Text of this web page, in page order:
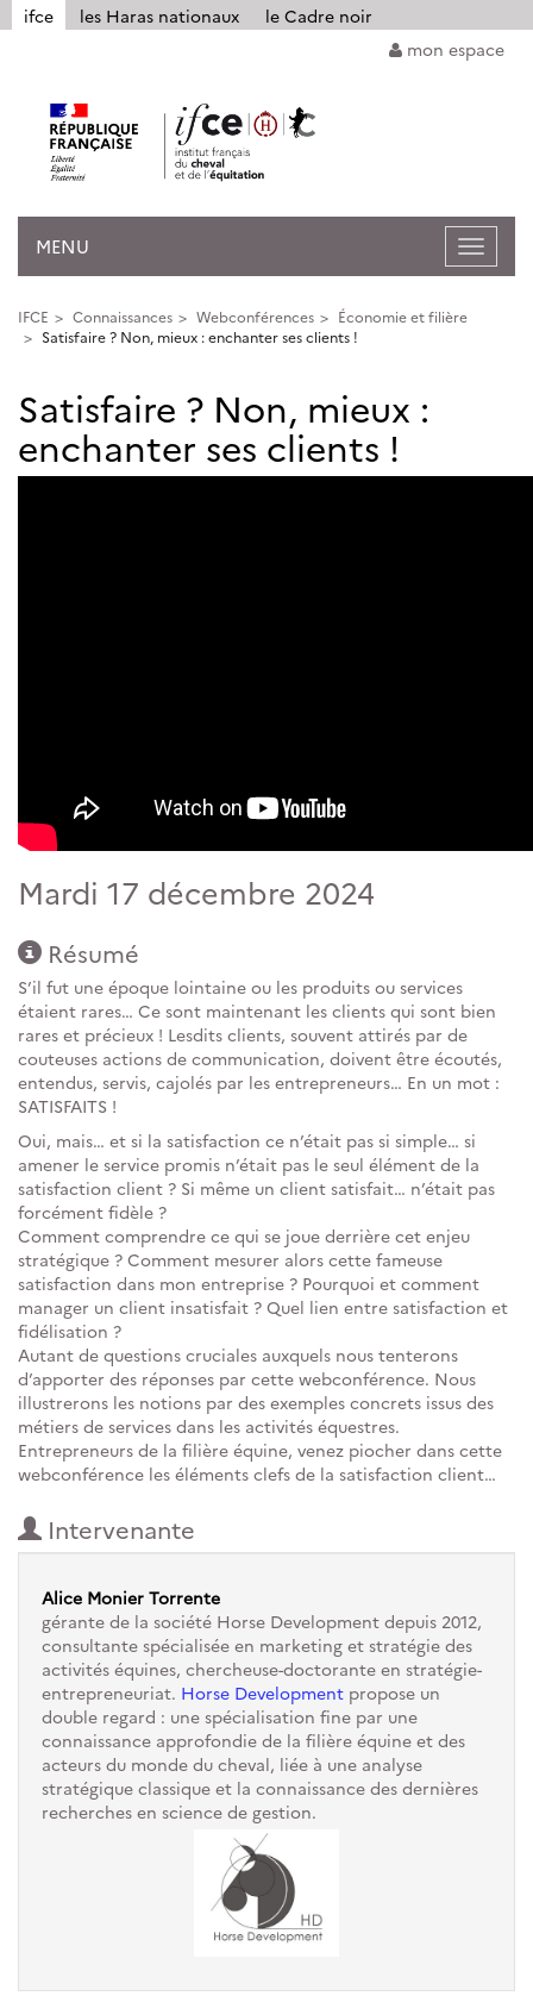
ifce les Haras nationaux
le Cadre noir
mon espace
Ouvrir
la
MENU
IFCE Connaissances Webconférences
Économie et filière
Satisfaire ? Non, mieux : enchanter ses clients !
Satisfaire ? Non, mieux :
enchanter ses clients !
Mardi 17 décembre 2024
Résumé
S’il fut une époque lointaine ou les produits ou services
étaient rares… Ce sont maintenant les clients qui sont bien
rares et précieux ! Lesdits clients, souvent attirés par de
couteuses actions de communication, doivent être écoutés,
entendus, servis, cajolés par les entrepreneurs… En un mot :
SATISFAITS !
Oui, mais… et si la satisfaction ce n’était pas si simple… si
amener le service promis n’était pas le seul élément de la
satisfaction client ? Si même un client satisfait… n’était pas
forcément fidèle ?
Comment comprendre ce qui se joue derrière cet enjeu
stratégique ? Comment mesurer alors cette fameuse
satisfaction dans mon entreprise ? Pourquoi et comment
manager un client insatisfait ? Quel lien entre satisfaction et
fidélisation ?
Autant de questions cruciales auxquels nous tenterons
d’apporter des réponses par cette webconférence. Nous
illustrerons les notions par des exemples concrets issus des
métiers de services dans les activités équestres.
Entrepreneurs de la filière équine, venez piocher dans cette
webconférence les éléments clefs de la satisfaction client…
Intervenante
Alice Monier Torrente
gérante de la société Horse Development depuis 2012,
consultante spécialisée en marketing et stratégie des
activités équines, chercheuse-doctorante en stratégie-
entrepreneuriat. Horse Development propose un
double regard : une spécialisation fine par une
connaissance approfondie de la filière équine et des
acteurs du monde du cheval, liée à une analyse
stratégique classique et la connaissance des dernières
recherches en science de gestion.
Panneau de gestion des cookies